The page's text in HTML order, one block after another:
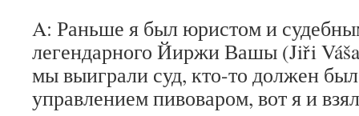
A: Раньше я был юристом и
легендарного Йиржи Вашы (Jiři
мы выиграли суд, кто-то должен был
управлением пивоваром, вот я и